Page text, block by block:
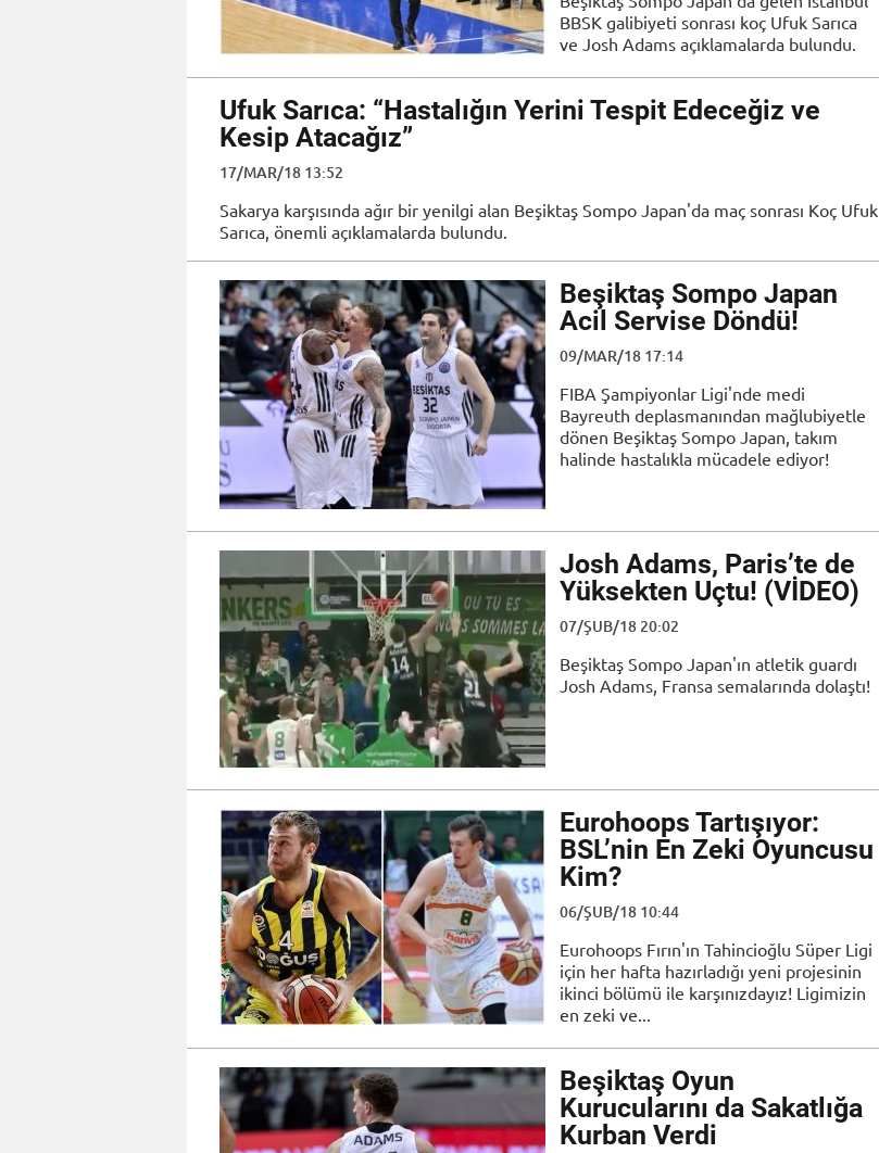
BBSK galibiyeti sonrası koç Ufuk Sarıca
ve Josh Adams açıklamalarda bulundu.
Ufuk Sarıca: “Hastalığın Yerini Tespit Edeceğiz ve
Kesip Atacağız”
17/MAR/18 13:52
Sakarya karşısında ağır bir yenilgi alan Beşiktaş Sompo Japan'da maç sonrası Koç Ufuk
Sarıca, önemli açıklamalarda bulundu.
Beşiktaş Sompo Japan
Acil Servise Döndü!
09/MAR/18 17:14
FIBA Şampiyonlar Ligi'nde medi
Bayreuth deplasmanından mağlubiyetle
dönen Beşiktaş Sompo Japan, takım
halinde hastalıkla mücadele ediyor!
Josh Adams, Paris’te de
Yüksekten Uçtu! (VİDEO)
07/ŞUB/18 20:02
Beşiktaş Sompo Japan'ın atletik guardı
Josh Adams, Fransa semalarında dolaştı!
Eurohoops Tartışıyor:
BSL’nin En Zeki Oyuncusu
Kim?
06/ŞUB/18 10:44
Eurohoops Fırın'ın Tahincioğlu Süper Ligi
için her hafta hazırladığı yeni projesinin
ikinci bölümü ile karşınızdayız! Ligimizin
en zeki ve...
Beşiktaş Oyun
Kurucularını da Sakatlığa
Kurban Verdi